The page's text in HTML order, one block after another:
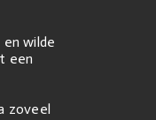
en wilde
een
zoveel